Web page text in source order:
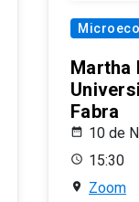
Martha
Fabra
10 de
15:30
Zoom